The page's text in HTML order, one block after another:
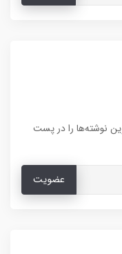
نوشته‌ها را در پست
عضویت